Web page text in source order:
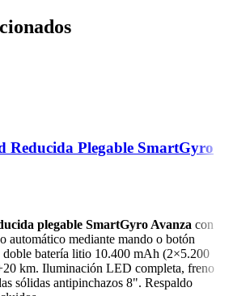
Reducida Plegable SmartGyro
plegable SmartGyro Avanza con
automático mediante mando o botón
batería litio 10.400 mAh (2×5.200
km. Iluminación LED completa, freno
sólidas antipinchazos 8". Respaldo